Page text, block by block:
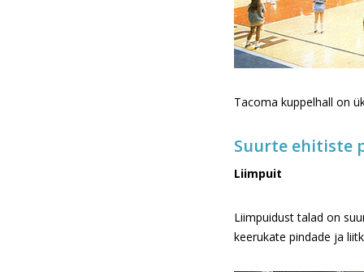
Tacoma kuppelhall on
Suurte ehitiste
Liimpuit
Liimpuidust talad on
keerukate pindade ja